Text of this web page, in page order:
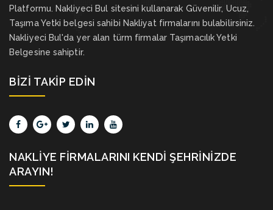
Platformu. Nakliyeci Bul sitesini kullanarak Güvenilir, Ucuz,
Taşıma Yetki belgesi sahibi Nakliyat firmalarını bulabilirsiniz.
Nakliyeci Bul'da yer alan türm firmalar Taşımacılık Yetki
Belgesine sahiptir.
BIZI TAKIP EDIN
NAKLIYE FIRMALARINI KENDI ŞEHRINIZDE
ARAYIN!